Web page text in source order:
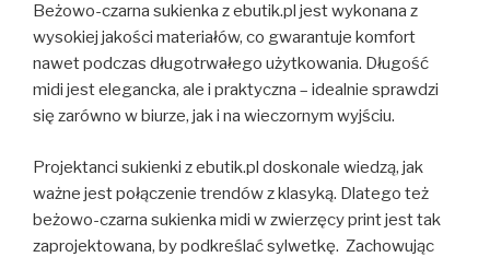
Beżowo-czarna sukienka z ebutik.pl jest wykonana z
wysokiej jakości materiałów, co gwarantuje komfort
nawet podczas długotrwałego użytkowania. Długość
midi jest elegancka, ale i praktyczna – idealnie sprawdzi
się zarówno w biurze, jak i na wieczornym wyjściu.
Projektanci sukienki z ebutik.pl doskonale wiedzą, jak
ważne jest połączenie trendów z klasyką. Dlatego też
beżowo-czarna sukienka midi w zwierzęcy print jest tak
zaprojektowana, by podkreślać sylwetkę. Zachowując